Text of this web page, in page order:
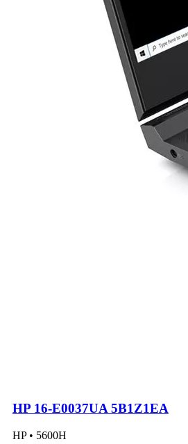
HP 16-E0037UA 5B1Z1EA
HP • 5600H